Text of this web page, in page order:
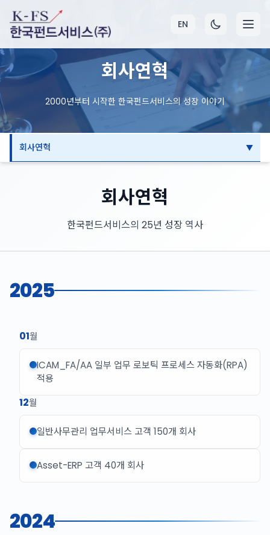
EN
회사연혁
2000년부터 시작한 한국펀드서비스의 성장 이야기
회사연혁
회사연혁
한국펀드서비스의 25년 성장 역사
2025
01월
ICAM_FA/AA 일부 업무 로보틱 프로세스 자동화(RPA)
적용
12월
일반사무관리 업무서비스 고객 150개 회사
Asset-ERP 고객 40개 회사
2024